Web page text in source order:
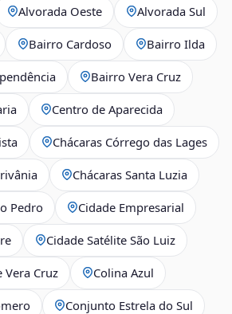
Alvorada Oeste Alvorada Sul
Bairro Cardoso Bairro Ilda
Bairro Vera Cruz
Centro de Aparecida
Chácaras Córrego das Lages
Chácaras Santa Luzia
Pedro Cidade Empresarial
Cidade Satélite São Luiz
Vera Cruz Colina Azul
Conjunto Estrela do Sul